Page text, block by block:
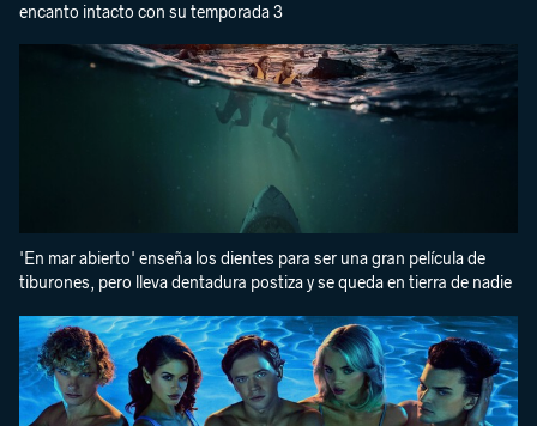
encanto intacto con su temporada 3
'En mar abierto' enseña los dientes para ser una gran película de
tiburones, pero lleva dentadura postiza y se queda en tierra de nadie